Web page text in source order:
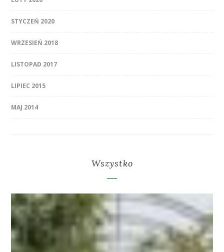
STYCZEŃ 2020
WRZESIEŃ 2018
LISTOPAD 2017
LIPIEC 2015
MAJ 2014
Wszystko